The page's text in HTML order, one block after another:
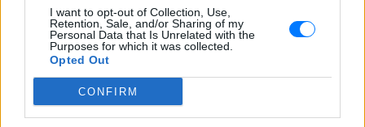
I want to opt-out of Collection, Use,
Retention, Sale, and/or Sharing of my
Personal Data that Is Unrelated with the
Purposes for which it was collected.
Opted Out
CONFIRM